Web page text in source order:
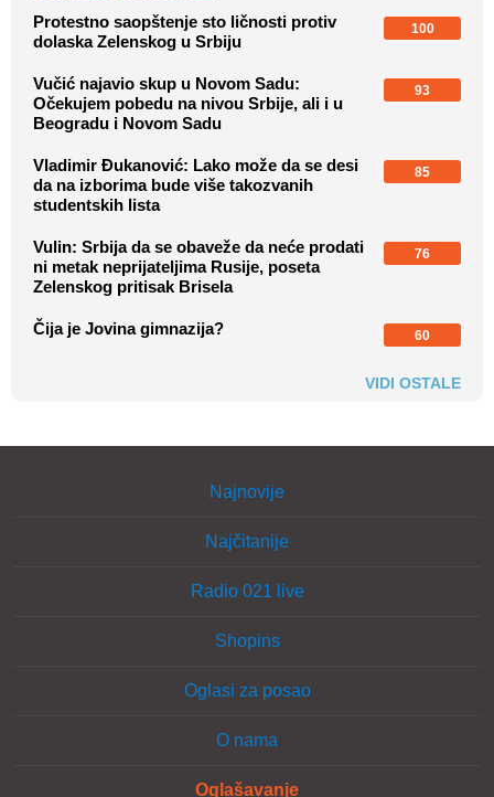
Protestno saopštenje sto ličnosti protiv
dolaska Zelenskog u Srbiju
100
Vučić najavio skup u Novom Sadu:
Očekujem pobedu na nivou Srbije, ali i u
Beogradu i Novom Sadu
93
Vladimir Đukanović: Lako može da se desi
da na izborima bude više takozvanih
studentskih lista
85
Vulin: Srbija da se obaveže da neće prodati
ni metak neprijateljima Rusije, poseta
Zelenskog pritisak Brisela
76
Čija je Jovina gimnazija? 60
VIDI OSTALE
Najnovije
Najčitanije
Radio 021 live
Shopins
Oglasi za posao
O nama
Oglašavanje